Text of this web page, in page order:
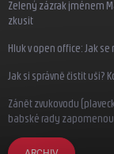
Zelený zázrak jménem
zkusit
Hluk v open office: Jak
Jak si správně čistit uši?
Zánět zvukovodu
babské rady